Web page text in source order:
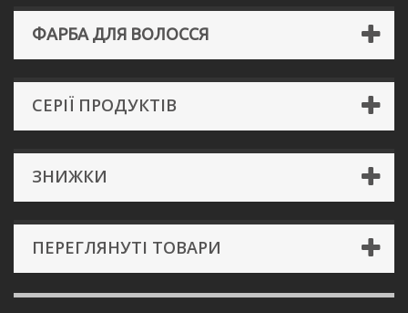
ФАРБА ДЛЯ ВОЛОССЯ
СЕРІЇ ПРОДУКТІВ
ЗНИЖКИ
ПЕРЕГЛЯНУТІ ТОВАРИ